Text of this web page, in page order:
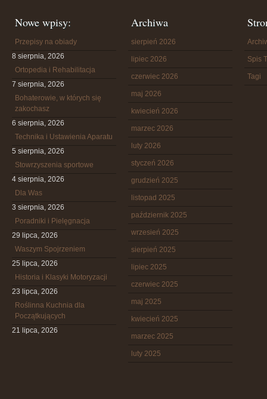
Nowe wpisy:
Przepisy na obiady
8 sierpnia, 2026
Ortopedia i Rehabilitacja
7 sierpnia, 2026
Bohaterowie, w których się
zakochasz
6 sierpnia, 2026
Technika i Ustawienia Aparatu
5 sierpnia, 2026
Stowrzyszenia sportowe
4 sierpnia, 2026
Dla Was
3 sierpnia, 2026
Poradniki i Pielęgnacja
29 lipca, 2026
Waszym Spojrzeniem
25 lipca, 2026
Historia i Klasyki Motoryzacji
23 lipca, 2026
Roślinna Kuchnia dla
Początkujących
21 lipca, 2026
Archiwa
sierpień 2026
lipiec 2026
czerwiec 2026
maj 2026
kwiecień 2026
marzec 2026
luty 2026
styczeń 2026
grudzień 2025
listopad 2025
październik 2025
wrzesień 2025
sierpień 2025
lipiec 2025
czerwiec 2025
maj 2025
kwiecień 2025
marzec 2025
luty 2025
Spis
Tagi